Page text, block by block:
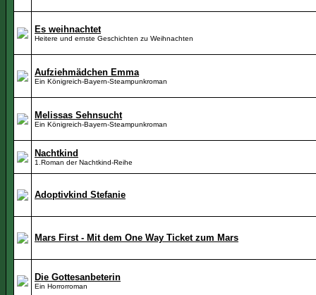
Es weihnachtet
Heitere und ernste Geschichten zu Weihnachten
Aufziehmädchen Emma
Ein Königreich-Bayern-Steampunkroman
Melissas Sehnsucht
Ein Königreich-Bayern-Steampunkroman
Nachtkind
1.Roman der Nachtkind-Reihe
Adoptivkind Stefanie
Mars First - Mit dem One Way Ticket zum Mars
Die Gottesanbeterin
Ein Horrorroman